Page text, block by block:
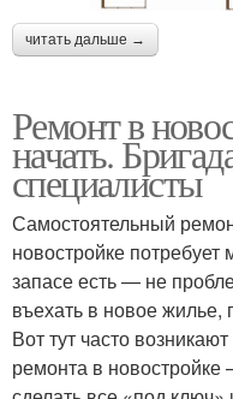
читать дальше →
Ремонт в
начать.
специалисты
Самостоятельный
новостройке
запасе есть — не
въехать в новое жилье,
Вот тут часто
ремонта в